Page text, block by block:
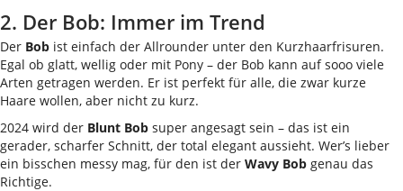
2. Der Bob: Immer im Trend
Der Bob ist einfach der Allrounder unter den Kurzhaarfrisuren.
Egal ob glatt, wellig oder mit Pony – der Bob kann auf sooo viele
Arten getragen werden. Er ist perfekt für alle, die zwar kurze
Haare wollen, aber nicht zu kurz.
2024 wird der Blunt Bob super angesagt sein – das ist ein
gerader, scharfer Schnitt, der total elegant aussieht. Wer’s lieber
ein bisschen messy mag, für den ist der Wavy Bob genau das
Richtige.